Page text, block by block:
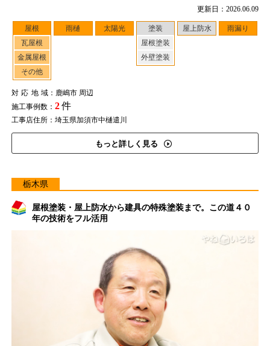
更新日：2026.06.09
屋根
瓦屋根
金属屋根
その他
雨樋 太陽光
塗装
屋根塗装
外壁塗装
屋上防水 雨漏り
対応地域：鹿嶋市 周辺
施工事例数： 2件
工事店住所：埼玉県加須市中樋遣川
もっと詳しく見る
栃木県
屋根塗装・屋上防水から建具の特殊塗装まで。この道４０
年の技術をフル活用